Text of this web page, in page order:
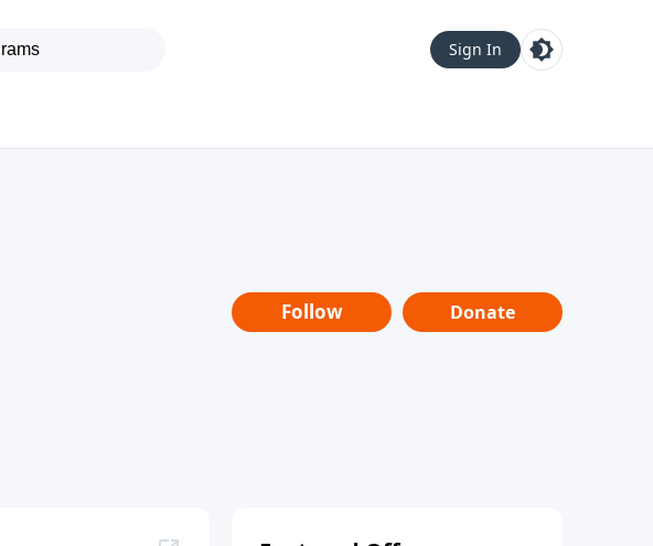
Sign In
Follow Donate